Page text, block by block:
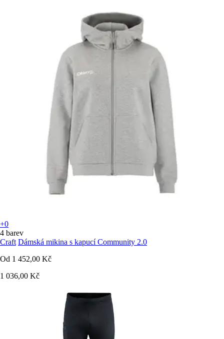
+0
4 barev
Craft Dámská mikina s kapucí Community 2.0
Od 1 452,00 Kč
1 036,00 Kč